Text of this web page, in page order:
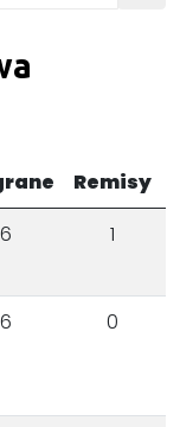
Remisy
6 1
6 0